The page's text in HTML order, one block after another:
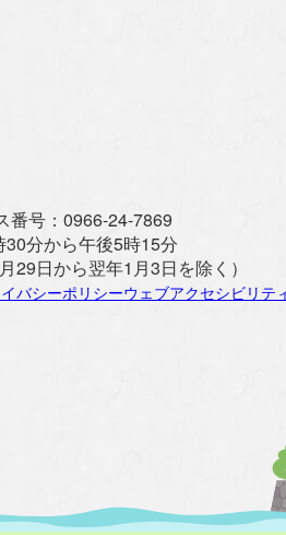
番号： 0966-24-7869
分から午後5時15分
29日から翌年1月3日を除く）
バシーポリシーウェブアクセシビリテ